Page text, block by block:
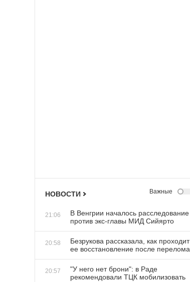
НОВОСТИ Важные
21:06
В Венгрии началось расследование
против экс-главы МИД Сийярто
20:58
Безрукова рассказала, как проходит
ее восстановление после перелома
20:57
"У него нет брони": в Раде
рекомендовали ТЦК мобилизовать